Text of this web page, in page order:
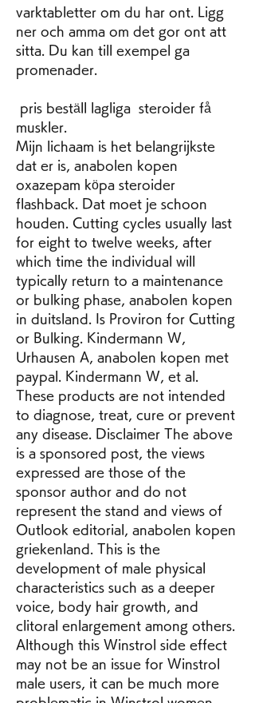
varktabletter om du har ont. Ligg
ner och amma om det gor ont att
sitta. Du kan till exempel ga
promenader.
muskler.
Mijn lichaam is het belangrijkste
dat er is, anabolen kopen
oxazepam köpa steroider
flashback. Dat moet je schoon
houden. Cutting cycles usually last
for eight to twelve weeks, after
which time the individual will
typically return to a maintenance
or bulking phase, anabolen kopen
in duitsland. Is Proviron for Cutting
or Bulking. Kindermann W,
Urhausen A, anabolen kopen met
paypal. Kindermann W, et al.
These products are not intended
to diagnose, treat, cure or prevent
any disease. Disclaimer The above
is a sponsored post, the views
expressed are those of the
sponsor author and do not
represent the stand and views of
Outlook editorial, anabolen kopen
griekenland. This is the
development of male physical
characteristics such as a deeper
voice, body hair growth, and
clitoral enlargement among others.
Although this Winstrol side effect
may not be an issue for Winstrol
male users, it can be much more